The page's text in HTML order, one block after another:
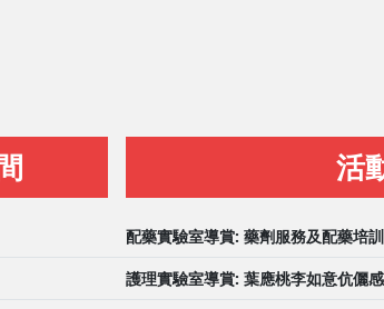
活
配藥實驗室導賞: 藥劑服務及配藥培
護理實驗室導賞: 葉應桃李如意伉儷